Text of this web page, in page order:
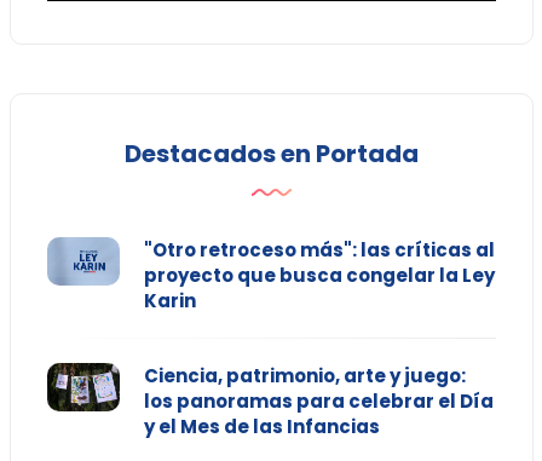
Destacados en Portada
"Otro retroceso más": las críticas al
proyecto que busca congelar la Ley
Karin
Ciencia, patrimonio, arte y juego:
los panoramas para celebrar el Día
y el Mes de las Infancias